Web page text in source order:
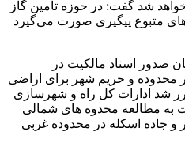
شد گفت: در حوزه تامین گاز
متبوع پیگیری صورت می‌گیرد
صدور اسناد مالکیت در
محدوده و حریم شهر برای اراضی
شد ادارات کل راه و شهرسازی
به مطالعه محدوه های شمالی
جاده اسکله در محدوده غربی